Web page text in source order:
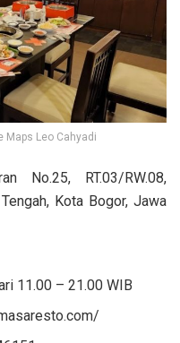
Maps Leo Cahyadi
No.25, RT.03/RW.08,
Kota Bogor, Jawa
11.00 – 21.00 WIB